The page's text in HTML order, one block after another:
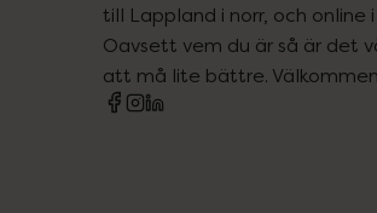
till Lappland i norr, och online
Oavsett vem du är så är det
att må lite bättre.